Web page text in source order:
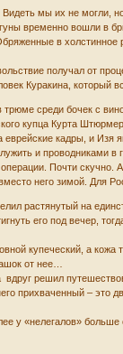
мы их не могли,
временно вошли в
в холстинное
получал от
Куракина, который
трюме среди бочек с
купца Курта
кадры, и
и проводниками в
Почти скучно.
него зимой. Для
растянутый на
его под вечер,
купеческий, а
от нее…
решил
прихваченный – это
у «нелегалов»